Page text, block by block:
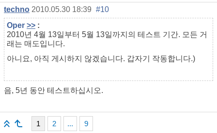
techno 2010.05.30 18:39 #10
Oper >> :
2010년 4월 13일부터 5월 13일까지의 테스트 기간. 모든 거
래는 매도입니다.
아니요, 아직 게시하지 않겠습니다. 갑자기 작동합니다.)
음, 5년 동안 테스트하십시오.
1 2 ... 9